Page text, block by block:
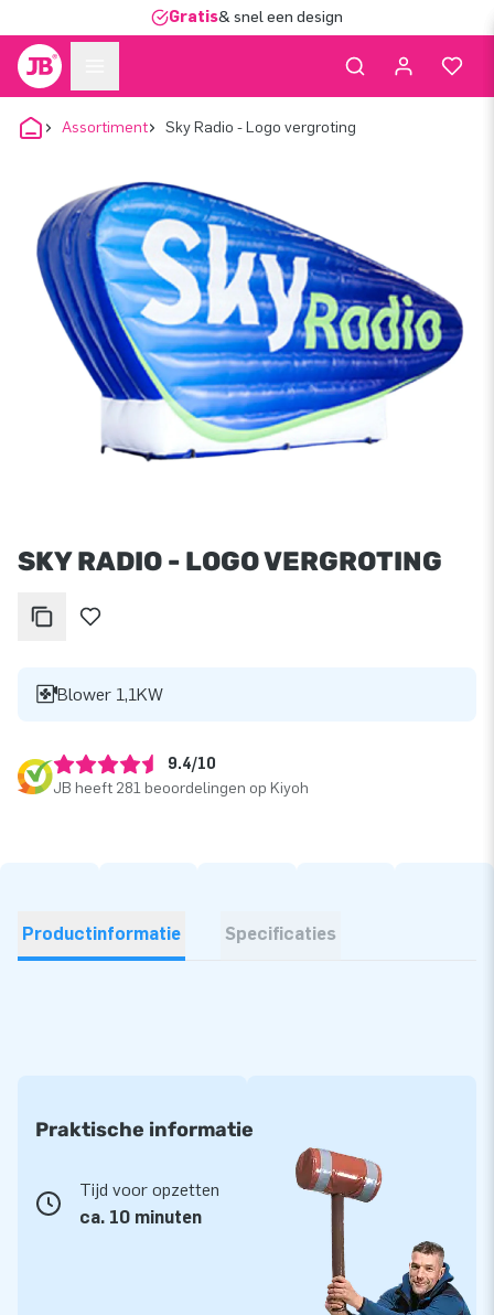
Gratis& snel een design
Assortiment Sky Radio - Logo vergroting
SKY RADIO - LOGO VERGROTING
Blower 1,1KW
9.4/10
JB heeft 281 beoordelingen op Kiyoh
Productinformatie Specificaties
Praktische informatie
Tijd voor opzetten
ca. 10 minuten